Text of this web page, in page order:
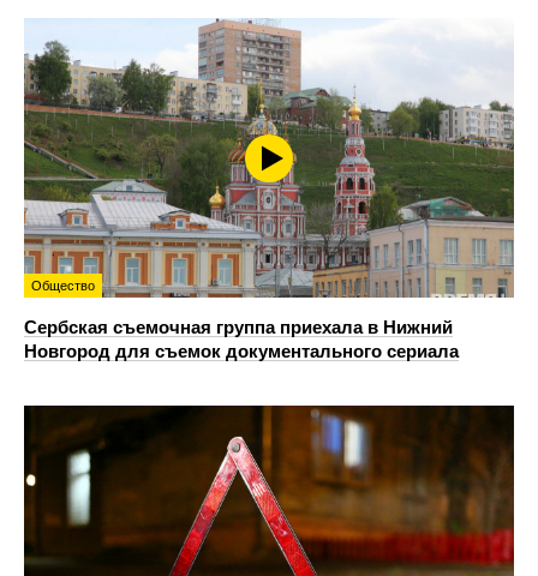
Общество
Сербская съемочная группа приехала в Нижний
Новгород для съемок документального сериала